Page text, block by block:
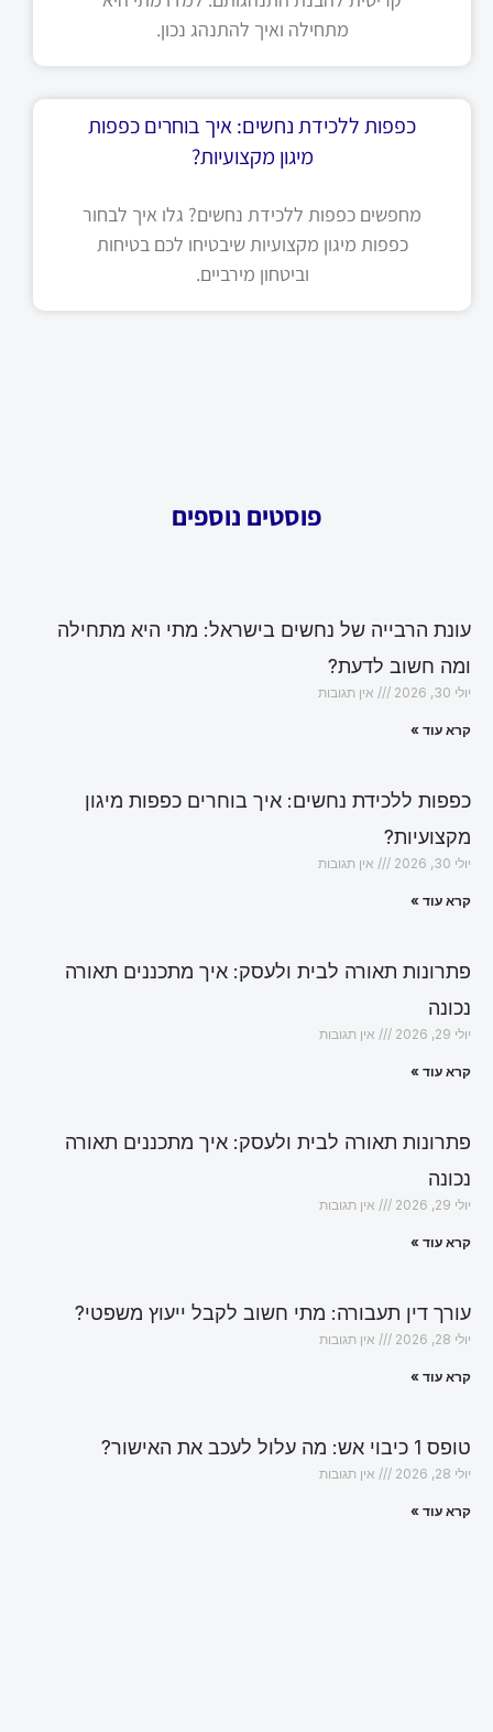
מתחילה ואיך להתנהג נכון.
כפפות ללכידת נחשים: איך בוחרים כפפות
מיגון מקצועיות?
מחפשים כפפות ללכידת נחשים? גלו איך לבחור
כפפות מיגון מקצועיות שיבטיחו לכם בטיחות
וביטחון מירביים.
פוסטים נוספים
עונת הרבייה של נחשים בישראל: מתי היא מתחילה
ומה חשוב לדעת?
יולי 30, 2026 אין תגובות
קרא עוד »
כפפות ללכידת נחשים: איך בוחרים כפפות מיגון
מקצועיות?
יולי 30, 2026 אין תגובות
קרא עוד »
פתרונות תאורה לבית ולעסק: איך מתכננים תאורה
נכונה
יולי 29, 2026 אין תגובות
קרא עוד »
פתרונות תאורה לבית ולעסק: איך מתכננים תאורה
נכונה
יולי 29, 2026 אין תגובות
קרא עוד »
עורך דין תעבורה: מתי חשוב לקבל ייעוץ משפטי?
יולי 28, 2026 אין תגובות
קרא עוד »
טופס 1 כיבוי אש: מה עלול לעכב את האישור?
יולי 28, 2026 אין תגובות
קרא עוד »